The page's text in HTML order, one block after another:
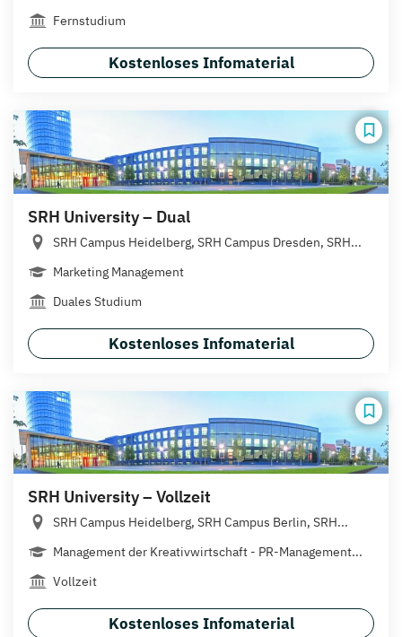
Fernstudium
Kostenloses Infomaterial
SRH University – Dual
SRH Campus Heidelberg, SRH Campus Dresden, SRH...
Marketing Management
Duales Studium
Kostenloses Infomaterial
SRH University – Vollzeit
SRH Campus Heidelberg, SRH Campus Berlin, SRH...
Management der Kreativwirtschaft - PR-Management...
Vollzeit
Kostenloses Infomaterial